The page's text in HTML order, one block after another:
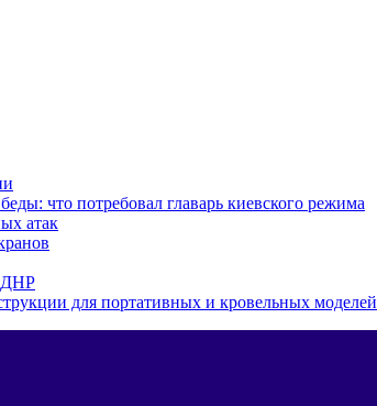
что потребовал главарь киевского режима
атак
ДНР
для портативных и кровельных моделей